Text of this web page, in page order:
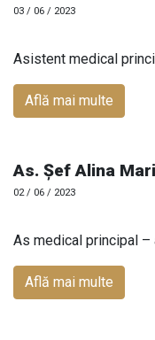
03 / 06 / 2023
Asistent medical
Află mai multe
As. Șef Alina
02 / 06 / 2023
As medical principal
Află mai multe